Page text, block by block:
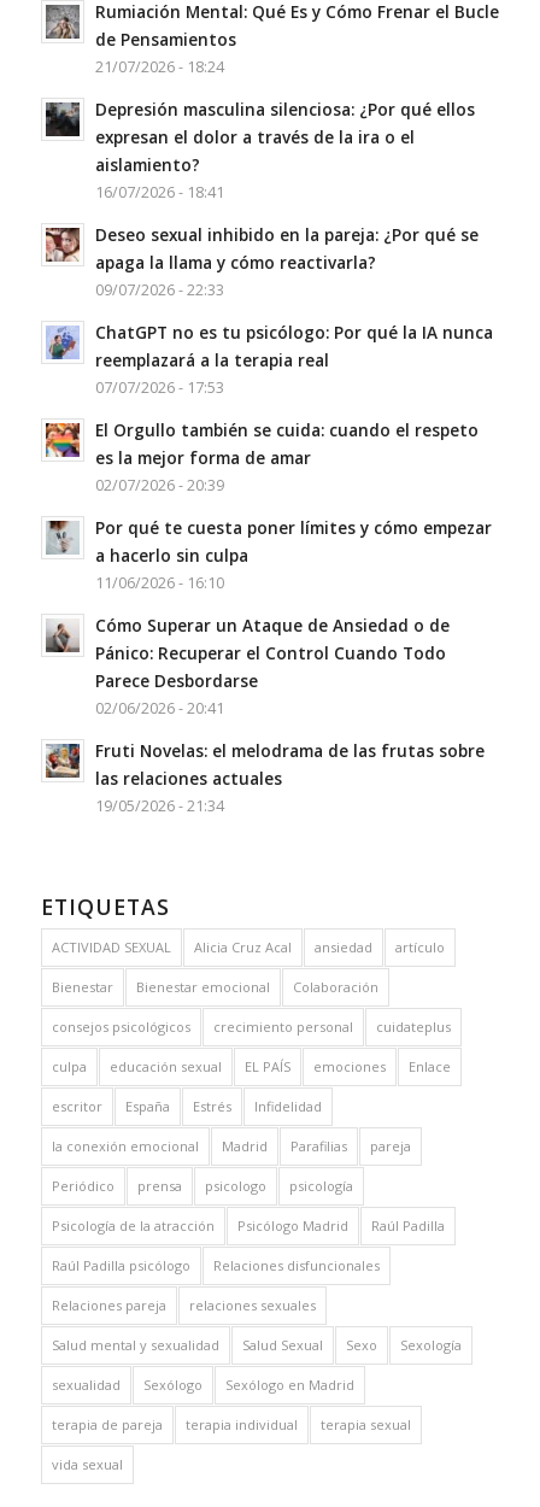
Rumiación Mental: Qué Es y Cómo Frenar el Bucle
de Pensamientos
21/07/2026 - 18:24
Depresión masculina silenciosa: ¿Por qué ellos
expresan el dolor a través de la ira o el
aislamiento?
16/07/2026 - 18:41
Deseo sexual inhibido en la pareja: ¿Por qué se
apaga la llama y cómo reactivarla?
09/07/2026 - 22:33
ChatGPT no es tu psicólogo: Por qué la IA nunca
reemplazará a la terapia real
07/07/2026 - 17:53
El Orgullo también se cuida: cuando el respeto
es la mejor forma de amar
02/07/2026 - 20:39
Por qué te cuesta poner límites y cómo empezar
a hacerlo sin culpa
11/06/2026 - 16:10
Cómo Superar un Ataque de Ansiedad o de
Pánico: Recuperar el Control Cuando Todo
Parece Desbordarse
02/06/2026 - 20:41
Fruti Novelas: el melodrama de las frutas sobre
las relaciones actuales
19/05/2026 - 21:34
ETIQUETAS
ACTIVIDAD SEXUAL Alicia Cruz Acal ansiedad artículo
Bienestar Bienestar emocional Colaboración
consejos psicológicos crecimiento personal cuidateplus
culpa educación sexual EL PAÍS emociones Enlace
escritor España Estrés Infidelidad
la conexión emocional Madrid Parafilias pareja
Periódico prensa psicologo psicología
Psicología de la atracción Psicólogo Madrid Raúl Padilla
Raúl Padilla psicólogo Relaciones disfuncionales
Relaciones pareja relaciones sexuales
Salud mental y sexualidad Salud Sexual Sexo Sexología
sexualidad Sexólogo Sexólogo en Madrid
terapia de pareja terapia individual terapia sexual
vida sexual